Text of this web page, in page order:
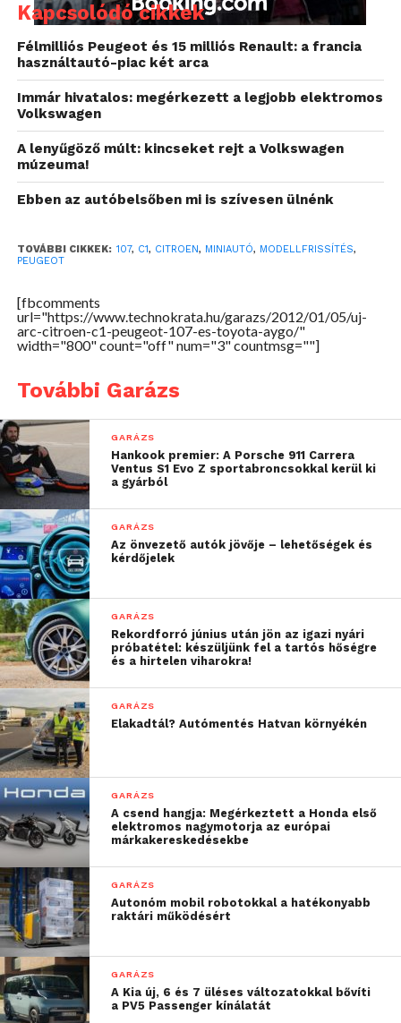
Kapcsolódó cikkek
Félmilliós Peugeot és 15 milliós Renault: a francia
használtautó-piac két arca
Immár hivatalos: megérkezett a legjobb elektromos
Volkswagen
A lenyűgöző múlt: kincseket rejt a Volkswagen
múzeuma!
Ebben az autóbelsőben mi is szívesen ülnénk
TOVÁBBI CIKKEK: 107, C1, CITROEN, MINIAUTÓ, MODELLFRISSÍTÉS,
PEUGEOT
[fbcomments
url="https://www.technokrata.hu/garazs/2012/01/05/uj-
arc-citroen-c1-peugeot-107-es-toyota-aygo/"
width="800" count="off" num="3" countmsg=""]
További Garázs
GARÁZS
Hankook premier: A Porsche 911 Carrera
Ventus S1 Evo Z sportabroncsokkal kerül ki
a gyárból
GARÁZS
Az önvezető autók jövője – lehetőségek és
kérdőjelek
GARÁZS
Rekordforró június után jön az igazi nyári
próbatétel: készüljünk fel a tartós hőségre
és a hirtelen viharokra!
GARÁZS
Elakadtál? Autómentés Hatvan környékén
GARÁZS
A csend hangja: Megérkeztett a Honda első
elektromos nagymotorja az európai
márkakereskedésekbe
GARÁZS
Autonóm mobil robotokkal a hatékonyabb
raktári működésért
GARÁZS
A Kia új, 6 és 7 üléses változatokkal bővíti
a PV5 Passenger kínálatát